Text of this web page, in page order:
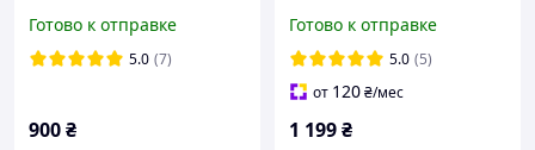
Готово к отправке
5.0 (7)
900₴
Готово к отправке
5.0 (5)
от 120₴/мес
1 199₴